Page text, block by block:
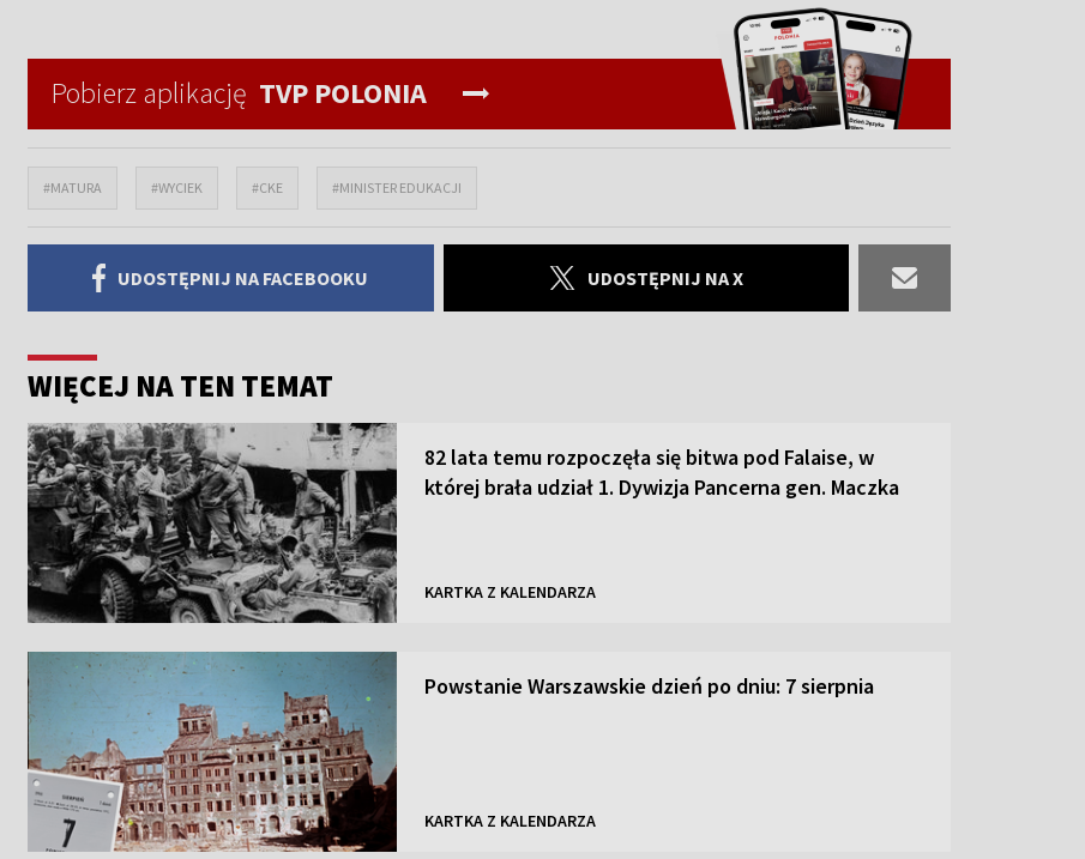
Pobierz aplikację TVP POLONIA
#MATURA #WYCIEK #CKE #MINISTER EDUKACJI
UDOSTĘPNIJ NA FACEBOOKU UDOSTĘPNIJ NA X
WIĘCEJ NA TEN TEMAT
82 lata temu rozpoczęła się bitwa pod Falaise, w
której brała udział 1. Dywizja Pancerna gen. Maczka
KARTKA Z KALENDARZA
Powstanie Warszawskie dzień po dniu: 7 sierpnia
KARTKA Z KALENDARZA